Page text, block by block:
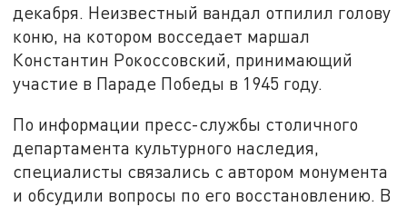
декабря. Неизвестный вандал отпилил голову
коню, на котором восседает маршал
Константин Рокоссовский, принимающий
участие в Параде Победы в 1945 году.
По информации пресс-службы столичного
департамента культурного наследия,
специалисты связались с автором монумента
и обсудили вопросы по его восстановлению. В